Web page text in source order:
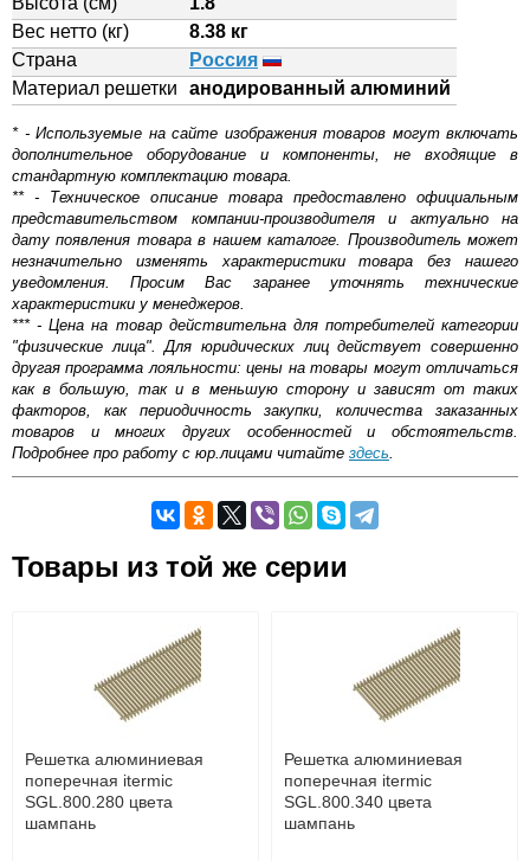
Вес нетто (кг)
8.38 кг
Страна
Россия
Материал решетки
aнодированный алюминий
* - Используемые на сайте изображения товаров могут включать
дополнительное оборудование и компоненты, не входящие в
стандартную комплектацию товара.
** - Техническое описание товара предоставлено официальным
представительством компании-производителя и актуально на
дату появления товара в нашем каталоге. Производитель может
незначительно изменять характеристики товара без нашего
уведомления. Просим Вас заранее уточнять технические
характеристики у менеджеров.
*** - Цена на товар действительна для потребителей категории
"физические лица". Для юридических лиц действует совершенно
другая программа лояльности: цены на товары могут отличаться
как в большую, так и в меньшую сторону и зависят от таких
факторов, как периодичность закупки, количества заказанных
товаров и многих других особенностей и обстоятельств.
Подробнее про работу с юр.лицами читайте здесь.
Оставьте отзыв
Доставка сантехники по Москве и Московской области
Наличный расчёт
Банковской картой на сайте в режиме реального
времени
Банковской картой при получении товара как при
Интернет-деньгами (Yandex-деньги, Web-money,
Qiwi-кошельки и другие).
Безналичный расчёт (возможно и с НДС)
подробнее...
Товары из той же серии
Решетка алюминиевая
поперечная itermic
SGL.800.280 цвета
шампань
Решетка алюминиевая
поперечная itermic
SGL.800.340 цвета
шампань